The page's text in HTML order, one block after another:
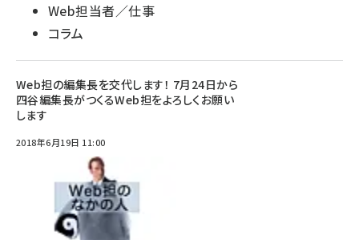
Web担当者／仕事
コラム
Web担の編集長を交代します！ 7月24日から
四谷編集長がつくるWeb担をよろしくお願い
します
2018年6月19日 11:00